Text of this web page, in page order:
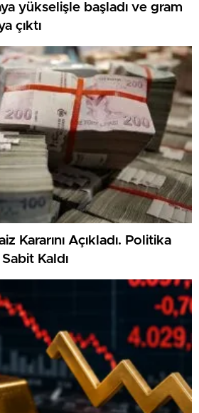
yükselişle başladı ve gram
çıktı
Kararını Açıkladı. Politika
Kaldı